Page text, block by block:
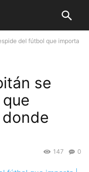
del fútbol que importa
se
0
147